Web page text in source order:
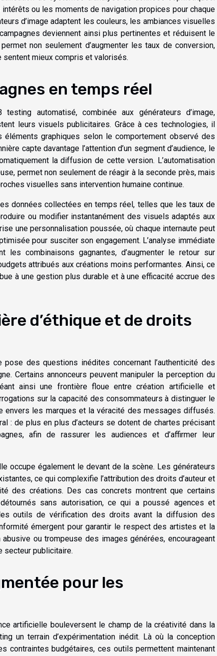
ou les moments de navigation propices pour chaque
d’image adaptent les couleurs, les ambiances visuelles
deviennent ainsi plus pertinentes et réduisent le
non seulement d’augmenter les taux de conversion,
mieux compris et valorisés.
en temps réel
testing automatisé, combinée aux générateurs d’image,
leurs visuels publicitaires. Grâce à ces technologies, il
graphiques selon le comportement observé des
capte davantage l’attention d’un segment d’audience, le
la diffusion de cette version. L’automatisation
permet non seulement de réagir à la seconde près, mais
visuelles sans intervention humaine continue.
données collectées en temps réel, telles que les taux de
ou modifier instantanément des visuels adaptés aux
une personnalisation poussée, où chaque internaute peut
pour susciter son engagement. L’analyse immédiate
les combinaisons gagnantes, d’augmenter le retour sur
attribués aux créations moins performantes. Ainsi, ce
à une gestion plus durable et à une efficacité accrue des
d’éthique et de droits
pose des questions inédites concernant l’authenticité des
Certains annonceurs peuvent manipuler la perception du
ainsi une frontière floue entre création artificielle et
sur la capacité des consommateurs à distinguer le
envers les marques et la véracité des messages diffusés.
: de plus en plus d’acteurs se dotent de chartes précisant
afin de rassurer les audiences et d’affirmer leur
occupe également le devant de la scène. Les générateurs
ce qui complexifie l’attribution des droits d’auteur et
des créations. Des cas concrets montrent que certains
sans autorisation, ce qui a poussé agences et
outils de vérification des droits avant la diffusion des
émergent pour garantir le respect des artistes et la
ou trompeuse des images générées, encourageant
secteur publicitaire.
pour les
artificielle bouleversent le champ de la créativité dans la
un terrain d’expérimentation inédit. Là où la conception
contraintes budgétaires, ces outils permettent maintenant